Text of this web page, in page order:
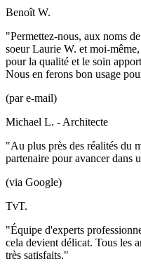
Benoît W.
"Permettez-nous, aux noms
soeur Laurie W. et moi-
pour la qualité et le soin
Nous en ferons bon usage
(par e-mail)
Michael L. - Architecte
"Au plus près des réalités du
partenaire pour avancer dans
(via Google)
TvT.
"Équipe d'experts
cela devient délicat. Tous les
très satisfaits."